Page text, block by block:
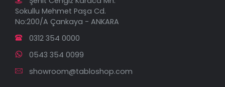
Sokullu Mehmet Paşa Cd.
No:200/A Çankaya - ANKARA
0312 354 0000
0543 354 0099
showroom@tabloshop.com